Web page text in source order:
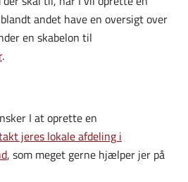
andet have en oversigt over
en skabelon til
.
I at oprette en
jeres lokale afdeling i
, som meget gerne hjælper jer på